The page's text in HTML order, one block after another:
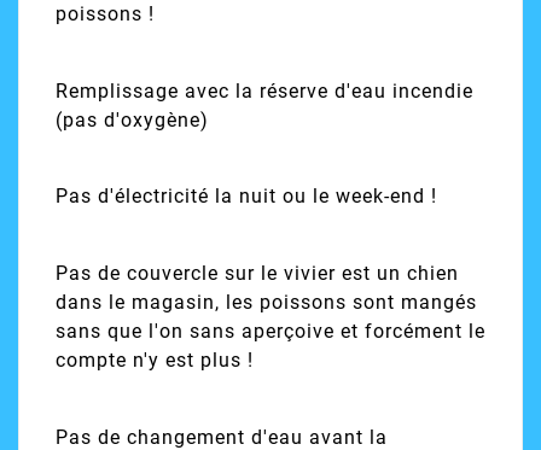
poissons !
Remplissage avec la réserve d'eau incendie
(pas d'oxygène)
Pas d'électricité la nuit ou le week-end !
Pas de couvercle sur le vivier est un chien
dans le magasin, les poissons sont mangés
sans que l'on sans aperçoive et forcément le
compte n'y est plus !
Pas de changement d'eau avant la